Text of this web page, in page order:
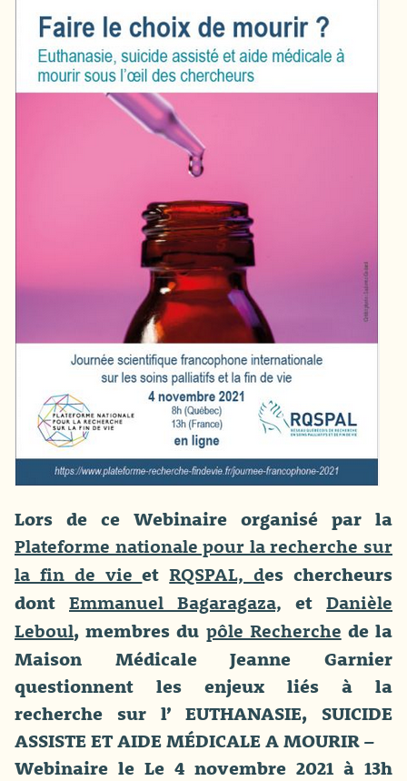
Lors de ce Webinaire organisé par la
Plateforme nationale pour la recherche sur
la fin de vieetRQSPAL, des chercheurs
dont Emmanuel Bagaragaza, et Danièle
Leboul, membres du pôle Recherche de la
Maison Médicale Jeanne Garnier
questionnent les enjeux liés à la
recherche sur l’ EUTHANASIE, SUICIDE
ASSISTE ET AIDE MÉDICALE A MOURIR –
Webinaire le Le 4 novembre 2021 à 13h